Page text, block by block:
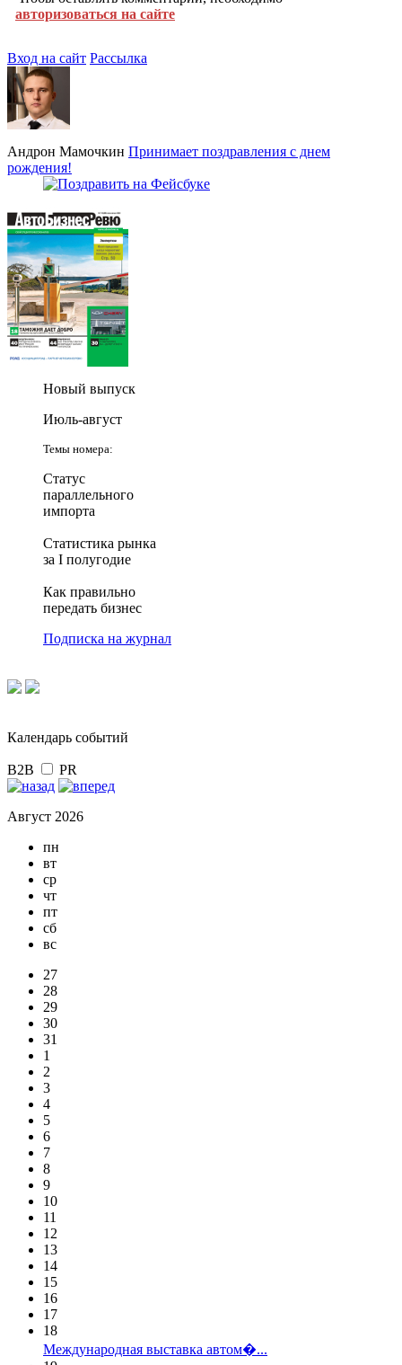
авторизоваться на сайте
Вход на сайт Рассылка
Андрон Мамочкин Принимает поздравления с днем
рождения!
Новый выпуск
Июль-август
Темы номера:
Статус
параллельного
импорта
Статистика рынка
за I полугодие
Как правильно
передать бизнес
Подписка на журнал
Календарь событий
B2B PR
Август 2026
пн
вт
ср
чт
пт
сб
вс
27
28
29
30
31
1
2
3
4
5
6
7
8
9
10
11
12
13
14
15
16
17
18
Международная выставка автом�...